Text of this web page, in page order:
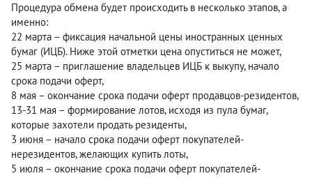
Процедура обмена будет происходить в несколько этапов, а
именно:
22 марта – фиксация начальной цены иностранных ценных
бумаг (ИЦБ). Ниже этой отметки цена опуститься не может,
25 марта – приглашение владельцев ИЦБ к выкупу, начало
срока подачи оферт,
8 мая – окончание срока подачи оферт продавцов-резидентов,
13-31 мая – формирование лотов, исходя из пула бумаг,
которые захотели продать резиденты,
3 июня – начало срока подачи оферт покупателей-
нерезидентов, желающих купить лоты,
5 июля – окончание срока подачи оферт покупателей-